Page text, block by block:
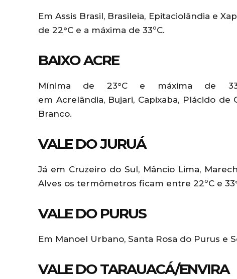
Em Assis Brasil, Brasileia, Epitaciolândia e
de 22°C e a máxima de 33ºC.
BAIXO ACRE
Mínima de 23°C e máxima de
em Acrelândia, Bujari, Capixaba, Plácido
Branco.
VALE DO JURUÁ
Já em Cruzeiro do Sul, Mâncio Lima,
Alves os termômetros ficam entre 22ºC e
VALE DO PURUS
Em Manoel Urbano, Santa Rosa do Purus e
VALE DO TARAUACÁ/ENVIRA